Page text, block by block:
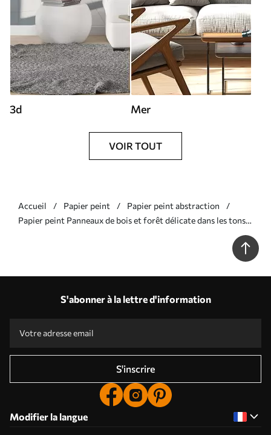
3d Mer
VOIR TOUT
Accueil Papier peint
Papier peint abstraction
Papier peint Panneaux de bois et forêt délicate dans les tons
S'abonner à la lettre d'information
S'inscrire
Modifier la langue